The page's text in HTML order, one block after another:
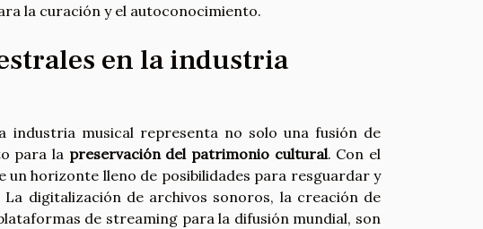
la curación y el autoconocimiento.
en la industria
industria musical representa no solo una fusión de
para la preservación del patrimonio cultural. Con el
un horizonte lleno de posibilidades para resguardar y
digitalización de archivos sonoros, la creación de
de streaming para la difusión mundial, son